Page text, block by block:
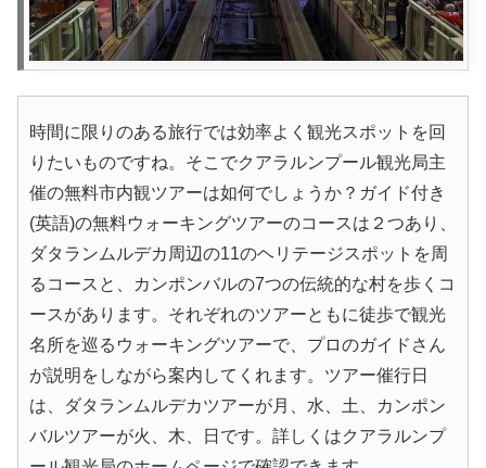
時間に限りのある旅行では効率よく観光スポットを回
りたいものですね。そこでクアラルンプール観光局主
催の無料市内観ツアーは如何でしょうか？ガイド付き
(英語)の無料ウォーキングツアーのコースは２つあり、
ダタランムルデカ周辺の11のヘリテージスポットを周
るコースと、カンポンバルの7つの伝統的な村を歩くコ
ースがあります。それぞれのツアーともに徒歩で観光
名所を巡るウォーキングツアーで、プロのガイドさん
が説明をしながら案内してくれます。ツアー催行日
は、ダタランムルデカツアーが月、水、土、カンポン
バルツアーが火、木、日です。詳しくはクアラルンプ